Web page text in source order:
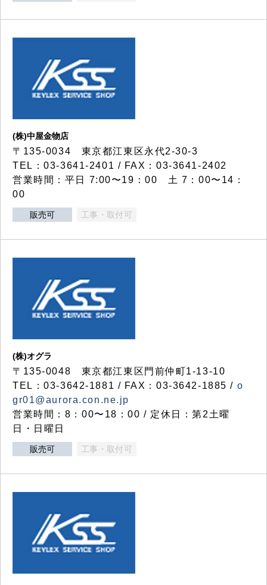
(株)中屋金物店
〒135-0034 東京都江東区永代2-30-3
TEL：03-3641-2401 / FAX：03-3641-2402
営業時間：平日 7:00〜19：00 土 7：00〜14：
00
販売可 工事・取付可
(株)オグラ
〒135-0048 東京都江東区門前仲町1-13-10
TEL：03-3642-1881 / FAX：03-3642-1885 / o
gr01@aurora.con.ne.jp
営業時間：8：00〜18：00 / 定休日：第2土曜
日・日曜日
販売可 工事・取付可